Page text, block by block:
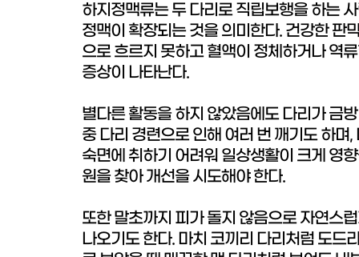
하지정맥류는 두 다리로 직립보행을 하는
정맥이 확장되는 것을 의미한다. 건강한 판
으로 흐르지 못하고 혈액이 정체하거나 역
증상이 나타난다.
별다른 활동을 하지 않았음에도 다리가 금
중 다리 경련으로 인해 여러 번 깨기도 하
숙면에 취하기 어려워 일상생활이 크게 영
원을 찾아 개선을 시도해야 한다.
또한 말초까지 피가 돌지 않음으로 자연스
나오기도 한다. 마치 코끼리 다리처럼 도드